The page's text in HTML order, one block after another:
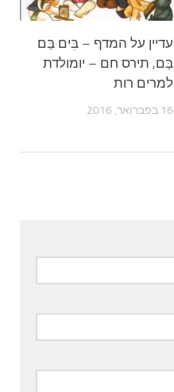
עדיין על המדף – בִּים בַּם
בַּם, תירס חם – יומולדת
למרים רות
16 בפברואר, 2016